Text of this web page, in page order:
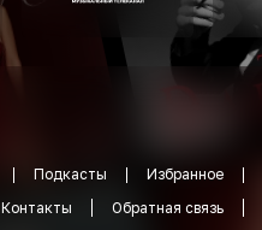
Подкасты Избранное
Контакты Обратная связь